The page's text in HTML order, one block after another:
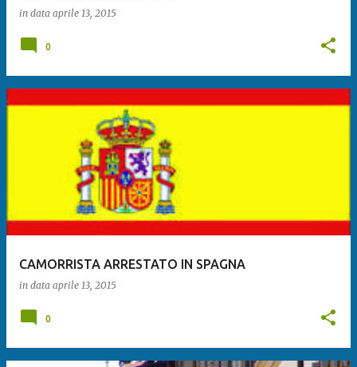
in data aprile 13, 2015
0
CAMORRISTA ARRESTATO IN SPAGNA
in data aprile 13, 2015
0